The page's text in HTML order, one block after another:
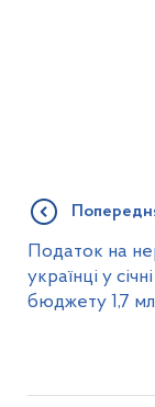
Податок на
українці у
бюджету 1,7